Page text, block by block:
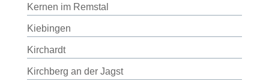
Kernen im Remstal
Kiebingen
Kirchardt
Kirchberg an der Jagst